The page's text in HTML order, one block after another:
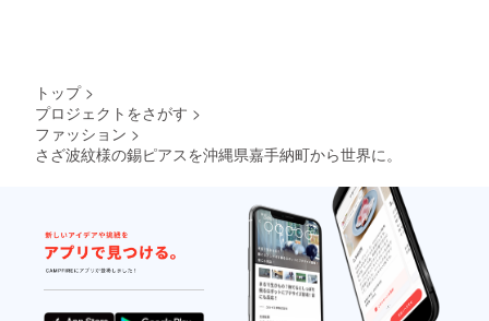
トップ >
プロジェクトをさがす >
ファッション >
さざ波紋様の錫ピアスを沖縄県嘉手納町から世界に。